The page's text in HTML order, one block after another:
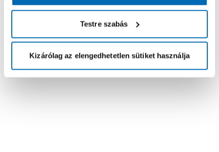
Testre szabás
Kizárólag az elengedhetetlen sütiket használja